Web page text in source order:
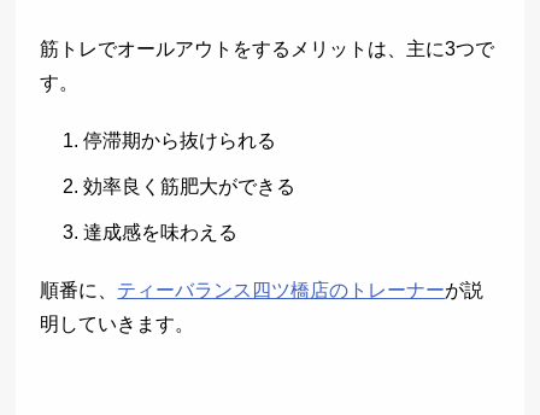
筋トレでオールアウトをするメリットは、主に3つで
す。
停滞期から抜けられる
効率良く筋肥大ができる
達成感を味わえる
順番に、 ティーバランス四ツ橋店のトレーナーが説
明していきます。